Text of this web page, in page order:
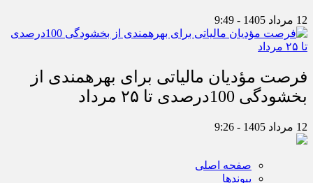
12 مرداد 1405 - 9:49
فرصت مؤدیان مالیاتی برای بهره‎مندی از
بخشودگی 100درصدی تا ۲۵ مرداد
12 مرداد 1405 - 9:26
صفحه اصلی
پیوندها